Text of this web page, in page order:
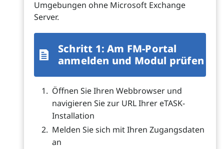
Umgebungen ohne Microsoft Exchange
Server.
Schritt 1: Am FM-Portal
anmelden und Modul prüfen
Öffnen Sie Ihren Webbrowser und
navigieren Sie zur URL Ihrer eTASK-
Installation
Melden Sie sich mit Ihren Zugangsdaten
an